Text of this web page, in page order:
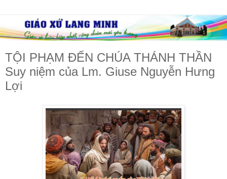
TỘI PHẠM ĐẾN CHÚA THÁNH THẦN
Suy niệm của Lm. Giuse Nguyễn Hưng
Lợi